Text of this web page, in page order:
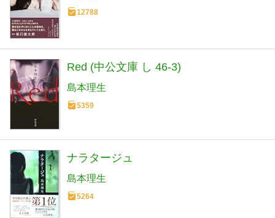
12788
Red (中公文庫 し 46-3)
島本理生
5359
ナラタージュ
島本理生
5264